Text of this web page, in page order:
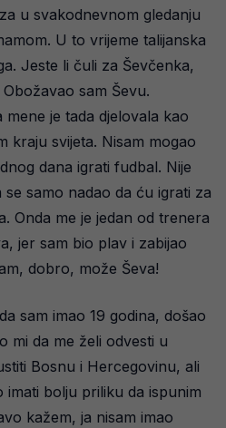
u svakodnevnom gledanju
U to vrijeme talijanska
Jeste li čuli za Ševčenka,
sam Ševu.
je tada djelovala kao
kraju svijeta. Nisam mogao
dana igrati fudbal. Nije
samo nadao da ću igrati za
Onda me je jedan od trenera
jer sam bio plav i zabijao
dobro, može Ševa!
sam imao 19 godina, došao
mi da me želi odvesti u
Bosnu i Hercegovinu, ali
imati bolju priliku da ispunim
kažem, ja nisam imao